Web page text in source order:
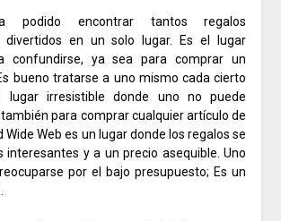
podido encontrar tantos regalos
divertidos en un solo lugar. Es el lugar
confundirse, ya sea para comprar un
bueno tratarse a uno mismo cada cierto
lugar irresistible donde uno no puede
para comprar cualquier artículo de
Wide Web es un lugar donde los regalos se
interesantes y a un precio asequible.Uno
por el bajo presupuesto; Es un